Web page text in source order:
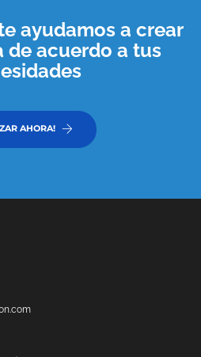
ayudamos a crear
de acuerdo a tus
AHORA!